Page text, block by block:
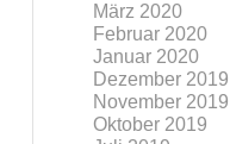
März 2020
Februar 2020
Januar 2020
Dezember 2019
November 2019
Oktober 2019